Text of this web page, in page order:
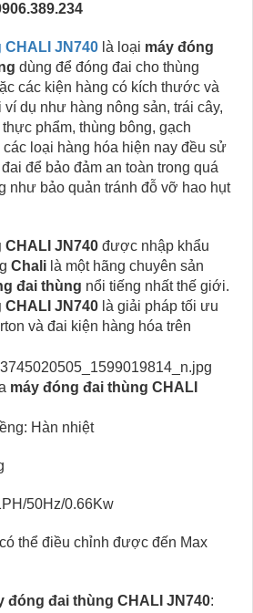
CHALI JN740 là loại máy đóng
dùng để đóng đai cho thùng
các kiện hàng có kích thước và
dụ như hàng nông sản, trái cây,
phẩm, thùng bông, gạch
loại hàng hóa hiện nay đều sử
để bảo đảm an toàn trong quá
như bảo quản tránh đỗ vỡ hao hụt
CHALI JN740 được nhập khẩu
Chali là một hãng chuyên sản
đai thùng nổi tiếng nhất thế giới.
CHALI JN740 là giải pháp tối ưu
và đai kiện hàng hóa trên
máy đóng đai thùng CHALI
Hàn nhiệt
50Hz/0.66Kw
thể điều chỉnh được đến Max
đóng đai thùng CHALI JN740: